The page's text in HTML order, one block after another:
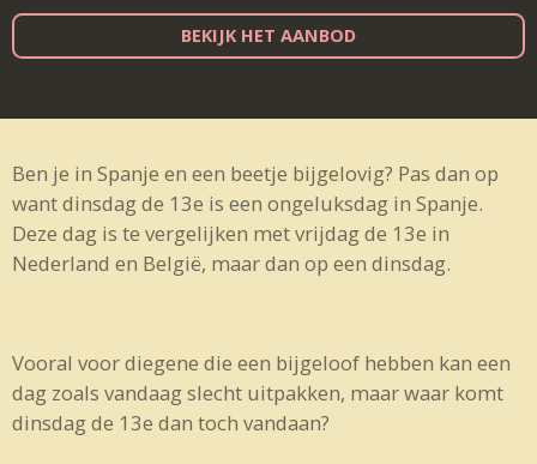
BEKIJK HET AANBOD
Ben je in Spanje en een beetje bijgelovig? Pas dan op
want dinsdag de 13e is een ongeluksdag in Spanje.
Deze dag is te vergelijken met vrijdag de 13e in
Nederland en België, maar dan op een dinsdag.
Vooral voor diegene die een bijgeloof hebben kan een
dag zoals vandaag slecht uitpakken, maar waar komt
dinsdag de 13e dan toch vandaan?